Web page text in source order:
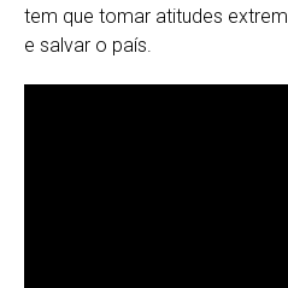
tem que tomar atitudes
e salvar o país.